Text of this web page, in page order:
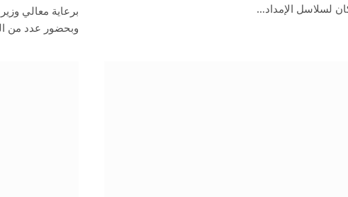
لسلاسل الإمداد…
برعاية معالي
وبحضور عدد من